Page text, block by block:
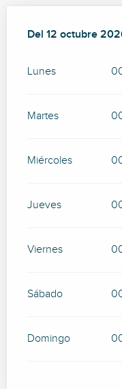
Del 12 octubre
Del 12 octubre
Lunes
Martes
Miércoles
Jueves
Viernes
Sábado
Domingo